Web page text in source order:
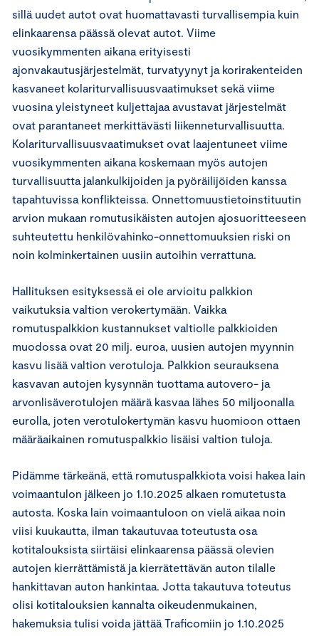
sillä uudet autot ovat huomattavasti turvallisempia kuin
elinkaarensa päässä olevat autot. Viime
vuosikymmenten aikana erityisesti
ajonvakautusjärjestelmät, turvatyynyt ja korirakenteiden
kasvaneet kolariturvallisuusvaatimukset sekä viime
vuosina yleistyneet kuljettajaa avustavat järjestelmät
ovat parantaneet merkittävästi liikenneturvallisuutta.
Kolariturvallisuusvaatimukset ovat laajentuneet viime
vuosikymmenten aikana koskemaan myös autojen
turvallisuutta jalankulkijoiden ja pyöräilijöiden kanssa
tapahtuvissa konflikteissa. Onnettomuustietoinstituutin
arvion mukaan romutusikäisten autojen ajosuoritteeseen
suhteutettu henkilövahinko-onnettomuuksien riski on
noin kolminkertainen uusiin autoihin verrattuna.
Hallituksen esityksessä ei ole arvioitu palkkion
vaikutuksia valtion verokertymään. Vaikka
romutuspalkkion kustannukset valtiolle palkkioiden
muodossa ovat 20 milj. euroa, uusien autojen myynnin
kasvu lisää valtion verotuloja. Palkkion seurauksena
kasvavan autojen kysynnän tuottama autovero- ja
arvonlisäverotulojen määrä kasvaa lähes 50 miljoonalla
eurolla, joten verotulokertymän kasvu huomioon ottaen
määräaikainen romutuspalkkio lisäisi valtion tuloja.
Pidämme tärkeänä, että romutuspalkkiota voisi hakea lain
voimaantulon jälkeen jo 1.10.2025 alkaen romutetusta
autosta. Koska lain voimaantuloon on vielä aikaa noin
viisi kuukautta, ilman takautuvaa toteutusta osa
kotitalouksista siirtäisi elinkaarensa päässä olevien
autojen kierrättämistä ja kierrätettävän auton tilalle
hankittavan auton hankintaa. Jotta takautuva toteutus
olisi kotitalouksien kannalta oikeudenmukainen,
hakemuksia tulisi voida jättää Traficomiin jo 1.10.2025